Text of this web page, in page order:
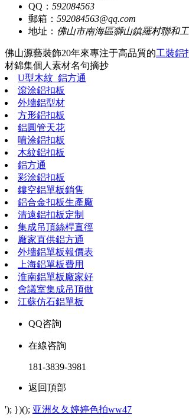
QQ： 592084563
郵箱： 592084563@qq.com
地址： 佛山市南海區獅山鎮羅村聯和
佛山源藝裝飾20年來專注于高品質的工裝鋁
材錦集個人素材名句摘抄
U型木紋_鋁方通
滾涂鋁扣板
外墻鋁型材
方形鋁扣板
鋁圓管天花
噴涂鋁扣板
木紋鋁扣板
鋁方通
彩涂鋁扣板
鏤空鋁單板銷售
鋁合金扣板生產廠
清遠鋁扣板定制
集成吊頂絲桿直徑
廠家直供鋁方通
外墻鋁單板報價表
上海鋁單板費用
淮南鋁單板廠家好
會議室集成吊頂做
江蘇仿石鋁單板
QQ咨詢
在線咨詢
181-3839-3981
返回頂部
'); })(); 亚洲夂夂婷婷色拍ww47